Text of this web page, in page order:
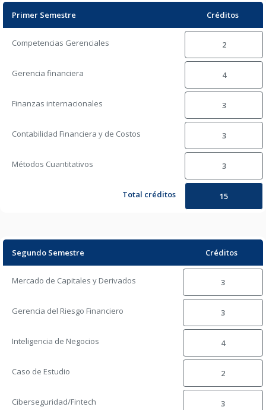
Primer Semestre Créditos
Competencias Gerenciales 2
Gerencia financiera 4
Finanzas internacionales 3
Contabilidad Financiera y de Costos 3
Métodos Cuantitativos 3
Total créditos 15
Segundo Semestre Créditos
Mercado de Capitales y Derivados 3
Gerencia del Riesgo Financiero 3
Inteligencia de Negocios 4
Caso de Estudio 2
Ciberseguridad/Fintech 3